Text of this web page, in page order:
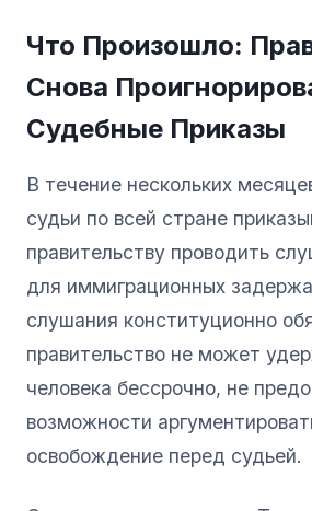
Что Произошло:
Снова
Судебные Приказы
В течение нескольких
судьи по всей стране
правительству проводить
для иммиграционных
слушания конституционно
правительство не может
человека бессрочно, не
возможности
освобождение перед судьей.